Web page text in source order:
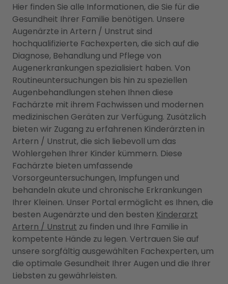
Hier finden Sie alle Informationen, die Sie für die
Gesundheit Ihrer Familie benötigen. Unsere
Augenärzte in Artern / Unstrut sind
hochqualifizierte Fachexperten, die sich auf die
Diagnose, Behandlung und Pflege von
Augenerkrankungen spezialisiert haben. Von
Routineuntersuchungen bis hin zu speziellen
Augenbehandlungen stehen Ihnen diese
Fachärzte mit ihrem Fachwissen und modernen
medizinischen Geräten zur Verfügung. Zusätzlich
bieten wir Zugang zu erfahrenen Kinderärzten in
Artern / Unstrut, die sich liebevoll um das
Wohlergehen Ihrer Kinder kümmern. Diese
Fachärzte bieten umfassende
Vorsorgeuntersuchungen, Impfungen und
behandeln akute und chronische Erkrankungen
Ihrer Kleinen. Unser Portal ermöglicht es Ihnen, die
besten Augenärzte und den besten Kinderarzt
Artern / Unstrut zu finden und Ihre Familie in
kompetente Hände zu legen. Vertrauen Sie auf
unsere sorgfältig ausgewählten Fachexperten, um
die optimale Gesundheit Ihrer Augen und die Ihrer
Liebsten zu gewährleisten.